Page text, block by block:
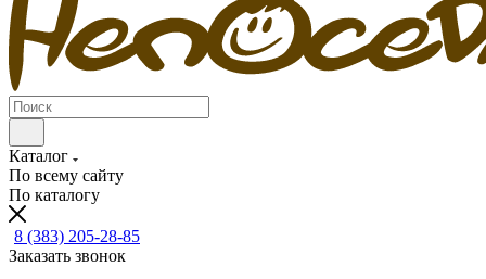
Каталог
По всему сайту
По каталогу
8 (383) 205-28-85
Заказать звонок